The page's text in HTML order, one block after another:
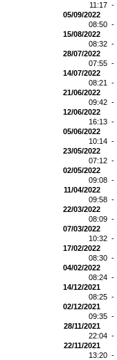
11:17 -
05/09/2022
08:50 -
15/08/2022
08:32 -
28/07/2022
07:55 -
14/07/2022
08:21 -
21/06/2022
09:42 -
12/06/2022
16:13 -
05/06/2022
10:14 -
23/05/2022
07:12 -
02/05/2022
09:08 -
11/04/2022
09:58 -
22/03/2022
08:09 -
07/03/2022
10:32 -
17/02/2022
08:30 -
04/02/2022
08:24 -
14/12/2021
08:25 -
02/12/2021
09:35 -
28/11/2021
22:04 -
22/11/2021
13:20 -